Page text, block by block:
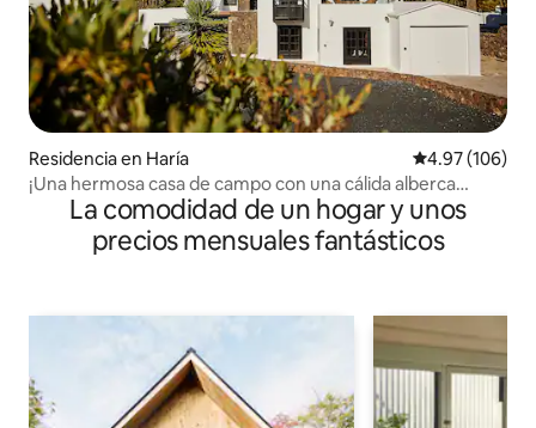
Residencia en Haría Calificación
4.97 (106)
¡Una hermosa casa de campo con una cálida alberca
climatizada!
La comodidad de un hogar y unos
precios mensuales fantásticos